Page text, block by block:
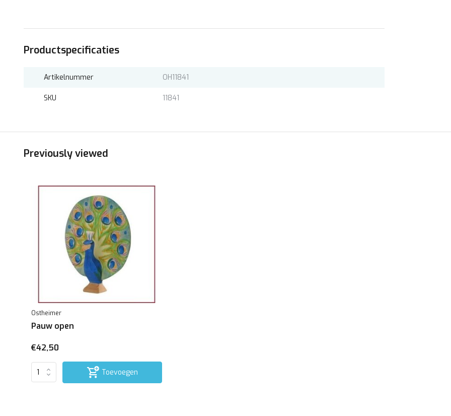
Productspecificaties
Artikelnummer OH11841
SKU 11841
Previously viewed
Ostheimer
Pauw open
€42,50
Toevoegen